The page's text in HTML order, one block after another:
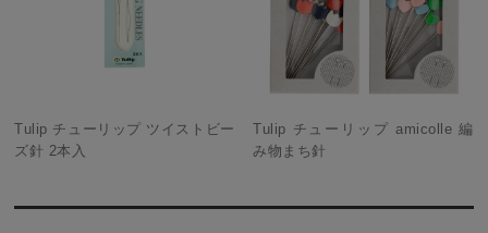
Tulip チューリップ ツイストビー
ズ針 2本入
Tulip チューリップ amicolle 編
み物まち針